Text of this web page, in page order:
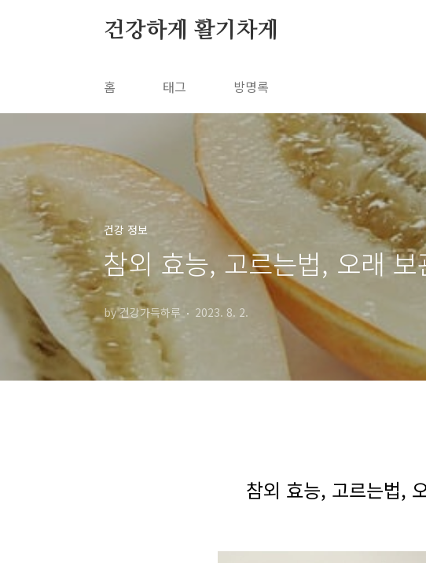
건강하게 활기차게
홈 태그 방명록
건강 정보
참외 효능, 고르는법, 오래
by 건강가득하루 2023. 8. 2.
참외 효능, 고르는법,